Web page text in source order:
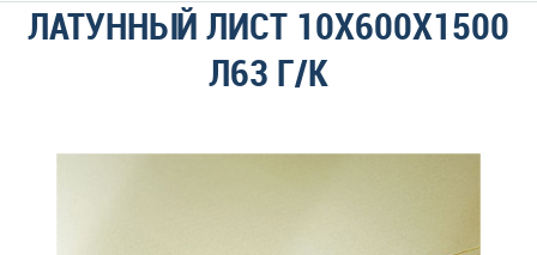
ЛАТУННЫЙ ЛИСТ 10Х600Х1500
Л63 Г/К